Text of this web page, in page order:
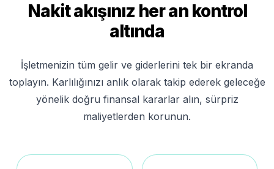
Nakit akışınız her an kontrol
altında
İşletmenizin tüm gelir ve giderlerini tek bir ekranda
toplayın. Karlılığınızı anlık olarak takip ederek geleceğe
yönelik doğru finansal kararlar alın, sürpriz
maliyetlerden korunun.